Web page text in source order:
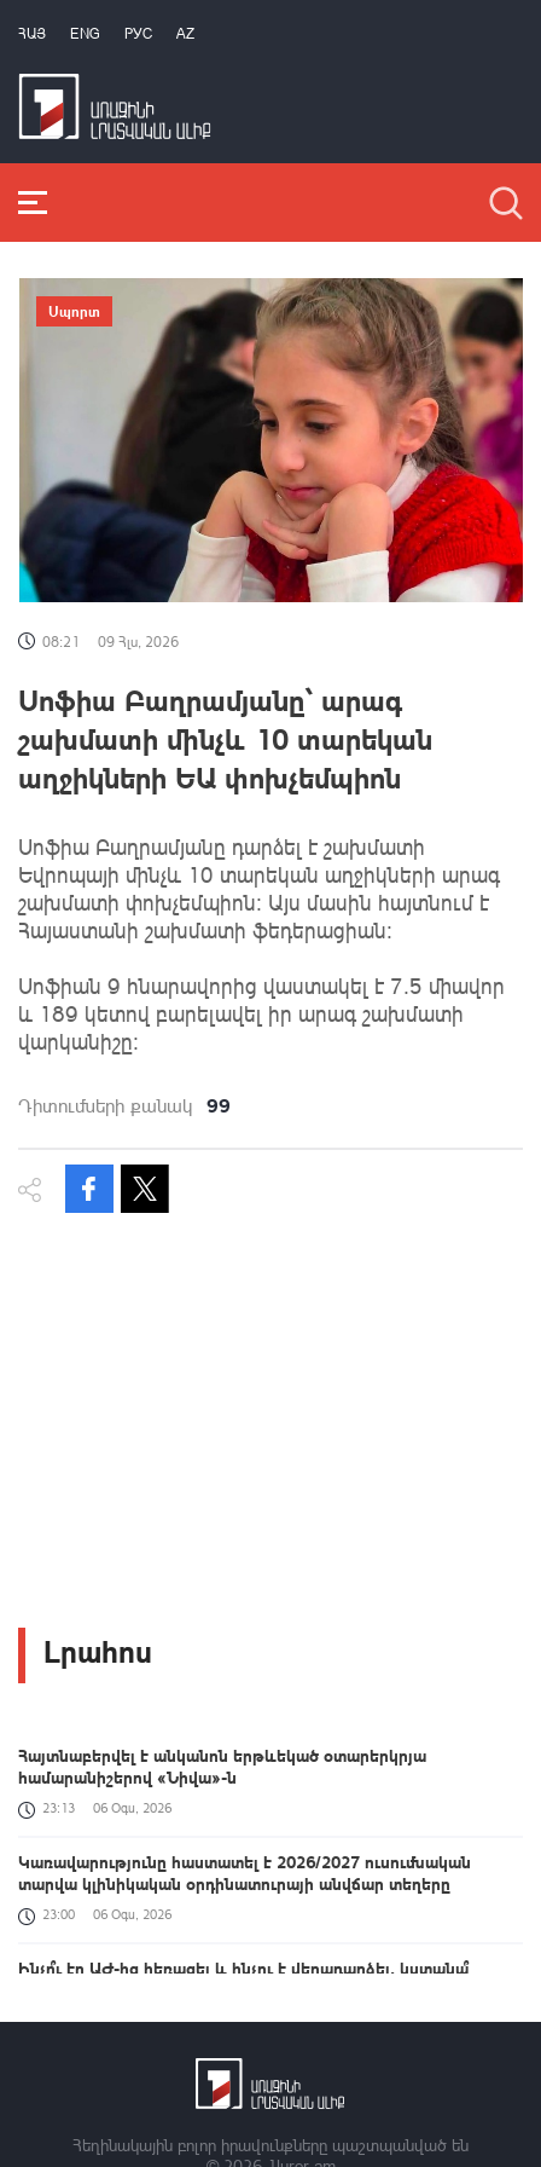
ՀԱՅ ENG РУС AZ
Սպորտ
08:21 09 Հլս, 2026
Սոֆիա Բաղրամյանը՝ արագ
շախմատի մինչև 10 տարեկան
աղջիկների ԵԱ փոխչեմպիոն
Սոֆիա Բաղրամյանը դարձել է շախմատի
Եվրոպայի մինչև 10 տարեկան աղջիկների արագ
շախմատի փոխչեմպիոն: Այս մասին հայտնում է
Հայաստանի շախմատի ֆեդերացիան։
Սոֆիան 9 հնարավորից վաստակել է 7.5 միավոր
և 189 կետով բարելավել իր արագ շախմատի
վարկանիշը:
Դիտումների քանակ 99
Լրահոս
Հայտնաբերվել է անկանոն երթևեկած օտարերկրյա
համարանիշերով «Նիվա»-ն
23:13 06 Օգս, 2026
Կառավարությունը հաստատել է 2026/2027 ուսումնական
տարվա կլինիկական օրդինատուրայի անվճար տեղերը
23:00 06 Օգս, 2026
Ինչո՞ւ էր ԱԺ-ից հեռացել և ինչու է վերադարձել, կստանա՞
22:48 06 Օգս, 2026
Ընդդիմությունը հիմա բաց նավարկության մեջ է, առանձնապես
չեմ հասկանում հետապնդած օրակարգը. Ալեքսանյան
Հեղինակային բոլոր իրավունքները պաշտպանված են